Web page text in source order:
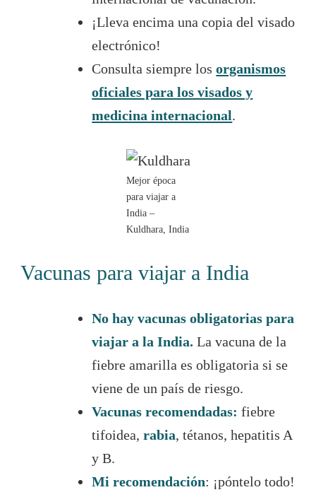
¡Lleva encima una copia del visado
electrónico!
Consulta siempre losorganismos
oficiales para los visados y
medicina internacional.
Mejor época
para viajar a
India –
Kuldhara, India
Vacunas para viajar a India
No hay vacunas obligatorias para
viajar a la India. La vacuna de la
fiebre amarilla es obligatoria si se
viene de un país de riesgo.
Vacunas recomendadas: fiebre
tifoidea,rabia, tétanos, hepatitis A
y B.
Mi recomendación: ¡póntelo todo!